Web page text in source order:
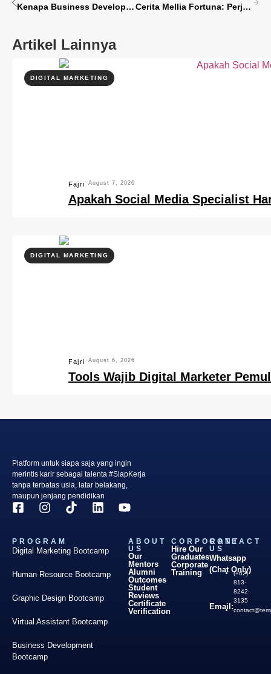
Kenapa Business Development Jadi Karier Paling Dicari di Era Digital? Ini 5 Alasannya! Cerita Mellia Fortuna: Perjalanan Karier dari Ilmu Politik ke Business Development
Artikel Lainnya
DIGITAL MARKETING
Fajri August 7, 2026
Apakah Social Media Specialist
DIGITAL MARKETING
Fajri August 6, 2026
Tools Wajib Digital Marketer
Platform untuk siapa saja yang ingin
merintis karir sebagai talenta #SiapKerja
tanpa terbatas usia, latar belakang,
maupun jenjang pendidikan
PROGRAM
Digital Marketing Bootcamp
Human Resource Bootcamp
Graphic Design Bootcamp
Virtual Assistant Bootcamp
Business Development
Bootcamp
ABOUT
US
Our
Mentors
Alumni
Outcomes
Student
Reviews
Certificate
Verification
CORPORATE
Hire Our
Graduates
Corporate
Training
CONTACT
US
Whatsapp
(Chat Only)
(+62)
813-
8242-
3135
Email: